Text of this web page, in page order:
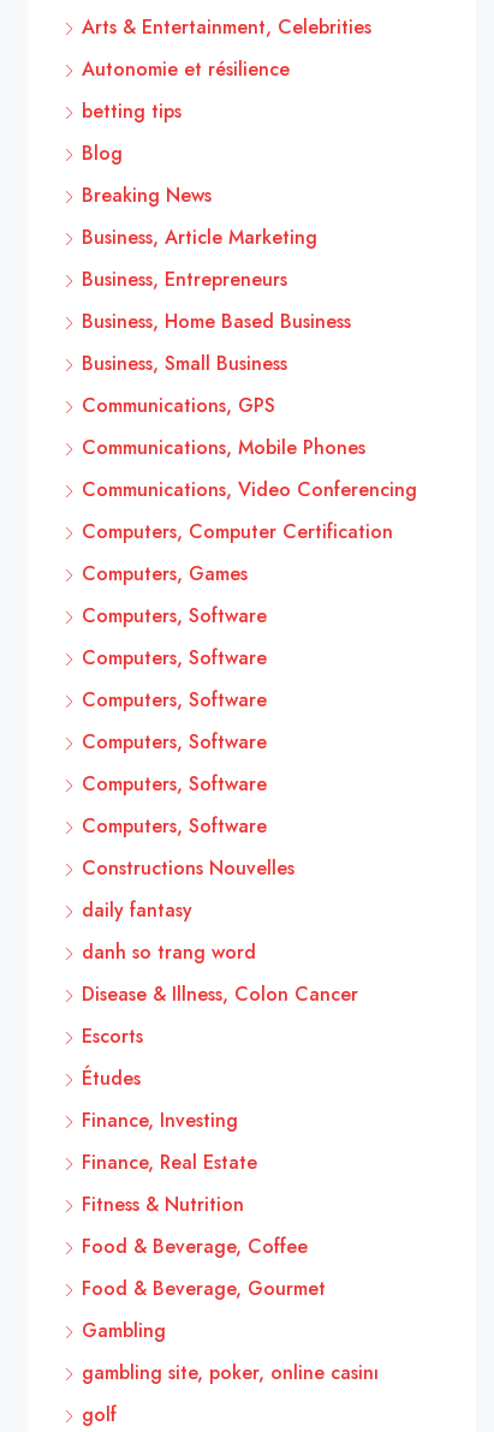
Arts & Entertainment, Celebrities
Autonomie et résilience
betting tips
Blog
Breaking News
Business, Article Marketing
Business, Entrepreneurs
Business, Home Based Business
Business, Small Business
Communications, GPS
Communications, Mobile Phones
Communications, Video Conferencing
Computers, Computer Certification
Computers, Games
Computers, Software
Computers, Software
Computers, Software
Computers, Software
Computers, Software
Computers, Software
Constructions Nouvelles
daily fantasy
danh so trang word
Disease & Illness, Colon Cancer
Escorts
Études
Finance, Investing
Finance, Real Estate
Fitness & Nutrition
Food & Beverage, Coffee
Food & Beverage, Gourmet
Gambling
gambling site, poker, online casinı
golf